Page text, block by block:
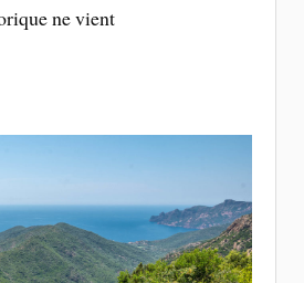
ne vient